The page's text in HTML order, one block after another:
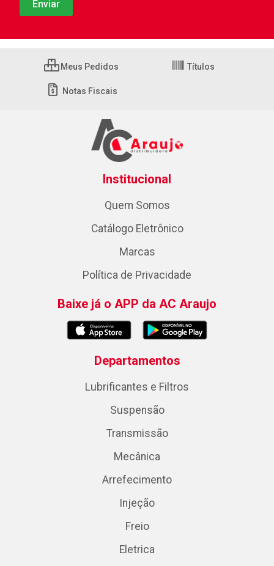
Meus Pedidos Títulos
Notas Fiscais
Institucional
Quem Somos
Catálogo Eletrônico
Marcas
Política de Privacidade
Baixe já o APP da AC Araujo
Departamentos
Lubrificantes e Filtros
Suspensão
Transmissão
Mecânica
Arrefecimento
Injeção
Freio
Eletrica